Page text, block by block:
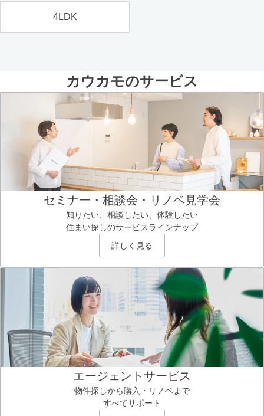
4LDK
カウカモのサービス
セミナー・相談会・リノベ見学会
知りたい、相談したい、体験したい
住まい探しのサービスラインナップ
詳しく見る
エージェントサービス
物件探しから購入・リノベまで
すべてサポート